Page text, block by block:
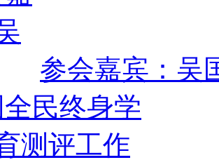
参会嘉宾：吴